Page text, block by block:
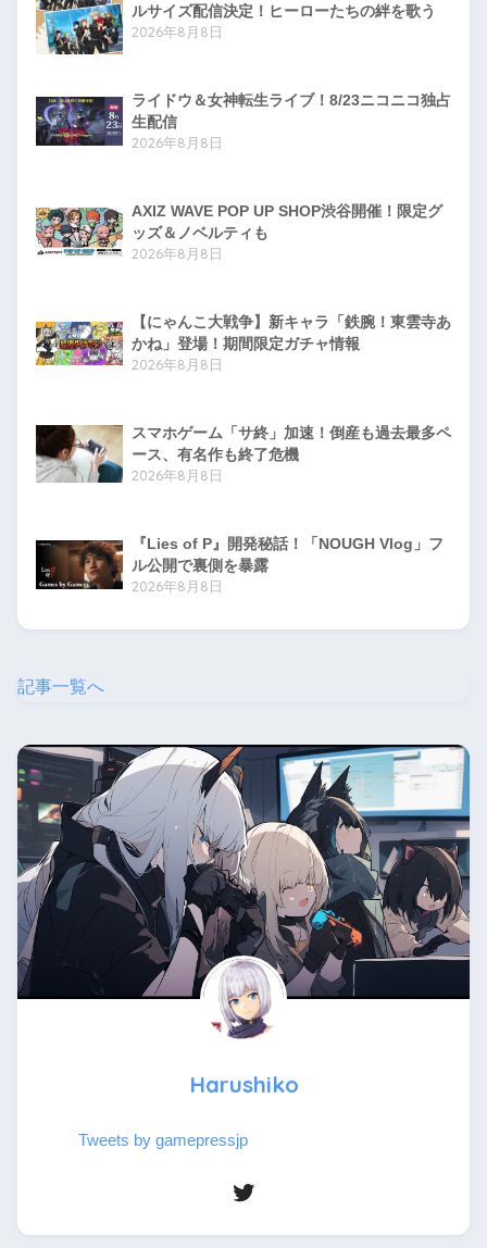
ルサイズ配信決定！ヒーローたちの絆を歌う
2026年8月8日
ライドウ＆女神転生ライブ！8/23ニコニコ独占
生配信
2026年8月8日
AXIZ WAVE POP UP SHOP渋谷開催！限定グ
ッズ＆ノベルティも
2026年8月8日
【にゃんこ大戦争】新キャラ「鉄腕！東雲寺あ
かね」登場！期間限定ガチャ情報
2026年8月8日
スマホゲーム「サ終」加速！倒産も過去最多ペ
ース、有名作も終了危機
2026年8月8日
『Lies of P』開発秘話！「NOUGH Vlog」フ
ル公開で裏側を暴露
2026年8月8日
記事一覧へ
Harushiko
Tweets by gamepressjp